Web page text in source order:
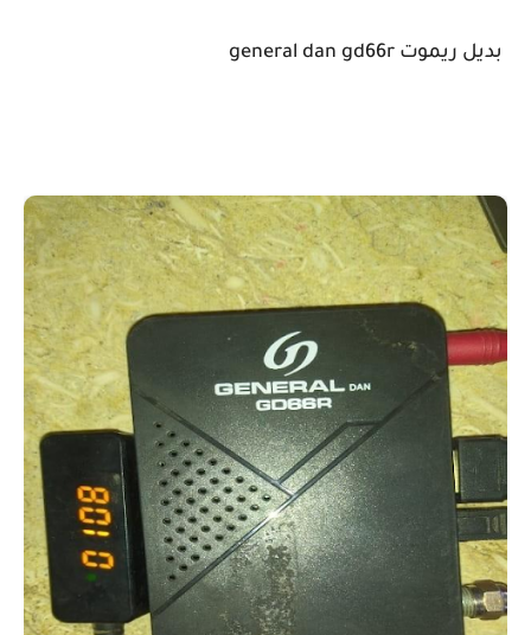
بديل ريموت general dan gd66r